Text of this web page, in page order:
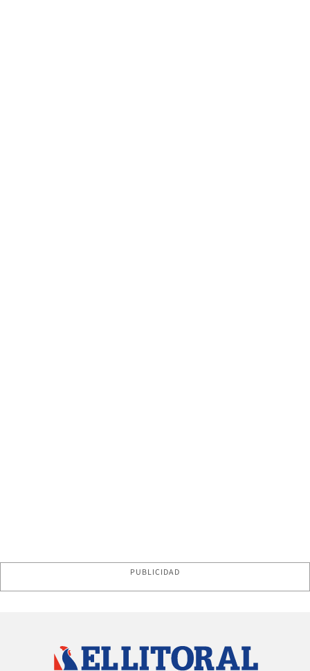
PUBLICIDAD